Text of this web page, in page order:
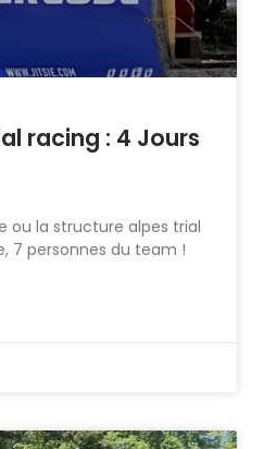
racing : 4 Jours
ou la structure alpes trial
7 personnes du team !